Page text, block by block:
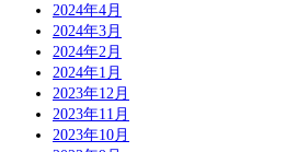
2024年4月
2024年3月
2024年2月
2024年1月
2023年12月
2023年11月
2023年10月